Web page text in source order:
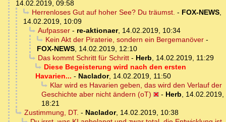
14.02.2019, 09:58
Herrenloses Gut auf hoher See? Du träumst. - FOX-NEWS,
14.02.2019, 10:09
Aufpasser- re-aktionaer, 14.02.2019, 10:34
Kein Akt der Piraterie, sondern ein Bergemanöver-
FOX-NEWS, 14.02.2019, 12:10
Das kommt Schritt für Schritt- Herb, 14.02.2019, 11:29
Diese Begeisterung wird nach den ersten
Havarien... - Naclador, 14.02.2019, 11:50
Klar wird es Havarien geben, das wird den Verlauf der
Geschichte aber nicht ändern (oT)
- Herb, 14.02.2019,
18:21
Zustimmung, DT. - Naclador, 14.02.2019, 10:38